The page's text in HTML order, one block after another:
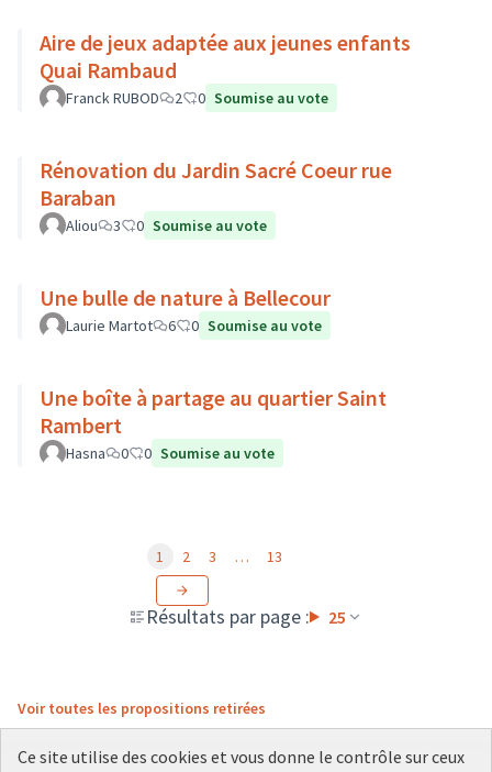
Aire de jeux adaptée aux jeunes enfants
Quai Rambaud
Franck RUBOD 2 0 Soumise au vote
Rénovation du Jardin Sacré Coeur rue
Baraban
Aliou 3 0 Soumise au vote
Une bulle de nature à Bellecour
Laurie Martot 6 0 Soumise au vote
Une boîte à partage au quartier Saint
Rambert
Hasna 0 0 Soumise au vote
Résultats par page : 25
1 2 3 … 13
Voir toutes les propositions retirées
Ce site utilise des cookies et vous donne le contrôle sur ceux